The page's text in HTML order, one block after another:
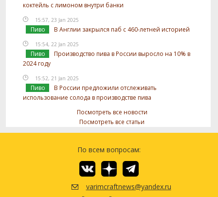
коктейль с лимоном внутри банки
15:57, 23 Jan 2025
Пиво В Англии закрылся паб с 460-летней историей
15:54, 22 Jan 2025
Пиво
Производство пива в России выросло на 10% в
2024 году
15:52, 21 Jan 2025
Пиво
В России предложили отслеживать
использование солода в производстве пива
Посмотреть все новости
Посмотреть все статьи
По всем вопросам:
varimcraftnews@yandex.ru